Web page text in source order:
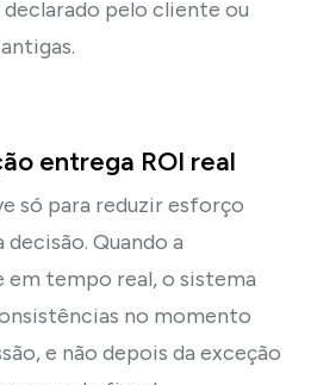
pelo cliente ou
entrega ROI real
só para reduzir esforço
decisão. Quando a
tempo real, o sistema
no momento
e não depois da exceção